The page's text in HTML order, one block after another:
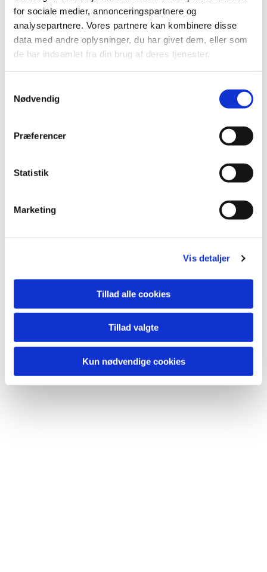
for sociale medier, annonceringspartnere og
analysepartnere. Vores partnere kan kombinere disse
data med andre oplysninger, du har givet dem, eller som
de har indsamlet fra din brug af deres tjenester.
Nødvendig
Præferencer
Statistik
Marketing
Vis detaljer
Tillad alle cookies
Tillad valgte
Kun nødvendige cookies
Jonatan Hauge Noldegaard
Du vil måske også kunne
lide...